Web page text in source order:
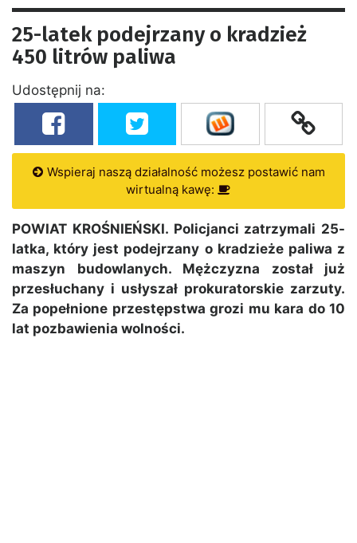
25-latek podejrzany o kradzież
450 litrów paliwa
Udostępnij na:
Wspieraj naszą działalność możesz postawić nam
wirtualną kawę:
POWIAT KROŚNIEŃSKI. Policjanci zatrzymali 25-
latka, który jest podejrzany o kradzieże paliwa z
maszyn budowlanych. Mężczyzna został już
przesłuchany i usłyszał prokuratorskie zarzuty.
Za popełnione przestępstwa grozi mu kara do 10
lat pozbawienia wolności.